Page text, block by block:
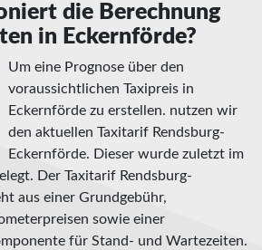
die Berechnung
in Eckernförde?
Um eine Prognose über den
voraussichtlichen Taxipreis in
Eckernförde zu erstellen. nutzen wir
den aktuellen Taxitarif Rendsburg-
Eckernförde. Dieser wurde zuletzt im
Der Taxitarif Rendsburg-
aus einer Grundgebühr,
sowie einer
für Stand- und Wartezeiten.